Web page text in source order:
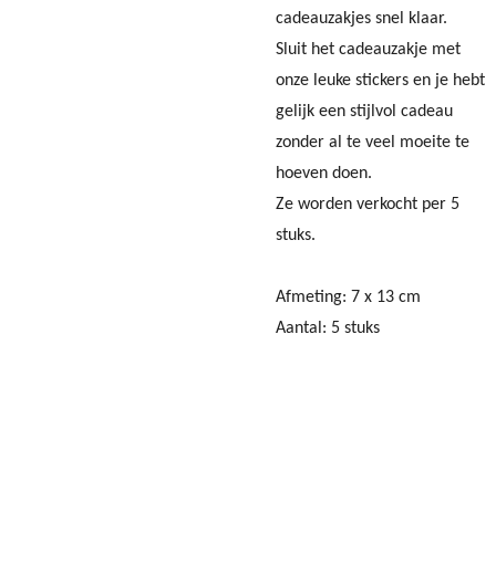
cadeauzakjes snel klaar.
Sluit het cadeauzakje met
onze leuke stickers en je hebt
gelijk een stijlvol cadeau
zonder al te veel moeite te
hoeven doen.
Ze worden verkocht per 5
stuks.
Afmeting: 7 x 13 cm
Aantal: 5 stuks